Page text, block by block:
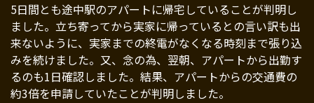
5日間とも途中駅のアパートに帰宅していることが判明し
ました。立ち寄ってから実家に帰っているとの言い訳も出
来ないように、実家までの終電がなくなる時刻まで張り込
みを続けました。又、念の為、翌朝、アパートから出勤す
るのも1日確認しました。結果、アパートからの交通費の
約3倍を申請していたことが判明しました。